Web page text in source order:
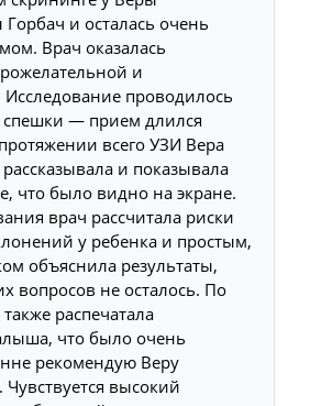
и осталась очень
Врач оказалась
и
проводилось
спешки — прием длился
всего УЗИ Вера
и показывала
что было видно на экране.
врач рассчитала риски
у ребенка и простым,
объяснила результаты,
вопросов не осталось. По
распечатала
что было очень
рекомендую Веру
высокий